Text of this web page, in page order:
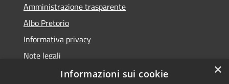
Amministrazione trasparente
Albo Pretorio
Informativa privacy
Note legali
Dichiarazione di accessibilità
×
Informazioni sui cookie